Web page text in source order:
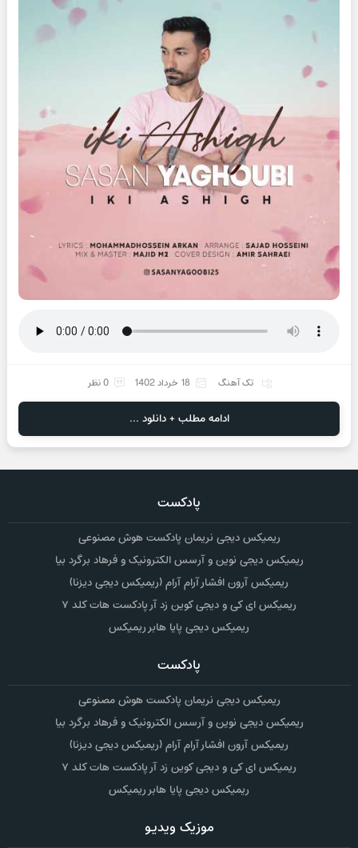
تک آهنگ 18 خرداد 1402 0 نظر
ادامه مطلب + دانلود ...
پادکست
ریمیکس دیجی نریمان پادکست هوش مصنوعی
ریمیکس دیجی نوین و آرسس الکترونیک و فرهاد برگرد بیا
ریمیکس آرون افشار آرام آرام (ریمیکس دیجی دیزنا)
ریمیکس ای کی و دیجی کوین زد آر پادکست هات کلد ۷
ریمیکس دیجی پایا هابر ریمیکس
پادکست
ریمیکس دیجی نریمان پادکست هوش مصنوعی
ریمیکس دیجی نوین و آرسس الکترونیک و فرهاد برگرد بیا
ریمیکس آرون افشار آرام آرام (ریمیکس دیجی دیزنا)
ریمیکس ای کی و دیجی کوین زد آر پادکست هات کلد ۷
ریمیکس دیجی پایا هابر ریمیکس
موزیک ویدیو